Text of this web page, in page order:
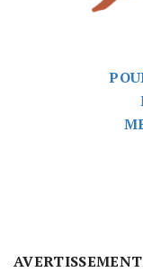
AVERTISSEMENT